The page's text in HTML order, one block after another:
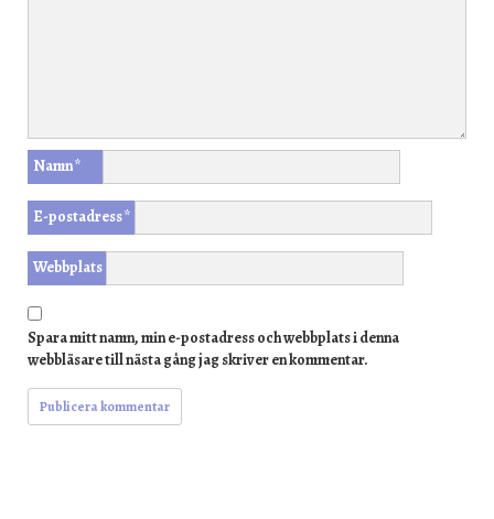
Namn*
E-postadress*
Webbplats
Spara mitt namn, min e-postadress och webbplats i denna
webbläsare till nästa gång jag skriver en kommentar.